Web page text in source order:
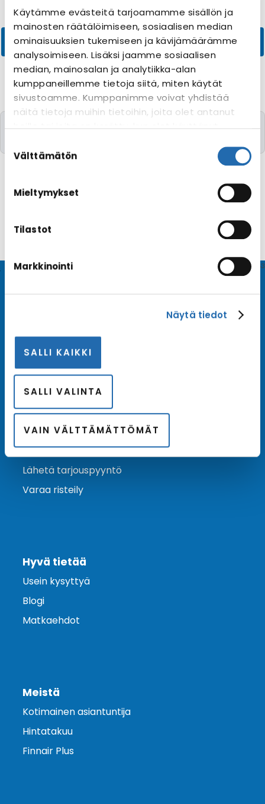
Käytämme evästeitä tarjoamamme sisällön ja
mainosten räätälöimiseen, sosiaalisen median
ominaisuuksien tukemiseen ja kävijämäärämme
analysoimiseen. Lisäksi jaamme sosiaalisen
median, mainosalan ja analytiikka-alan
kumppaneillemme tietoja siitä, miten käytät
sivustoamme. Kumppanimme voivat yhdistää
näitä tietoja muihin tietoihin, joita olet antanut
evästeasetuksiesi hyväksyntää sivuston
linkistä.
valinta
Välttämätön
Mieltymykset
Tilastot
Markkinointi
Näytä tiedot
SALLI KAIKKI
SALLI VALINTA
VAIN VÄLTTÄMÄTTÖMÄT
V4.1663
varustamoiden tarjouksista ja kampanjaeduista.
Ota yhteyttä
Asiakaspalvelu
Lähetä tarjouspyyntö
Varaa risteily
Hyvä tietää
Usein kysyttyä
Blogi
Matkaehdot
Meistä
Kotimainen asiantuntija
Hintatakuu
Finnair Plus